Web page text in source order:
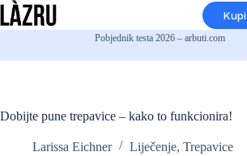
Preskoči
na
Kupi
Pobjednik testa 2026 – arbuti.com
Dobijte pune trepavice – kako to funkcionira!
Larissa Eichner Liječenje, Trepavice